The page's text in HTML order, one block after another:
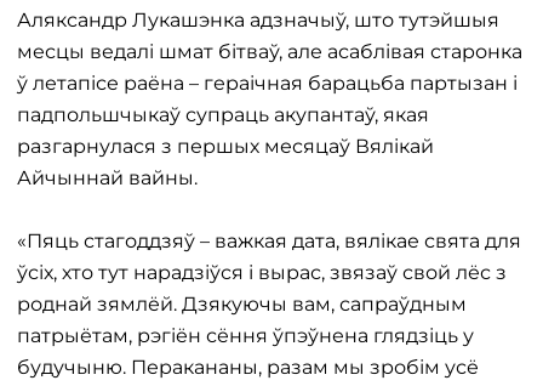
Аляксандр Лукашэнка адзначыў, што тутэйшыя
месцы ведалі шмат бітваў, але асаблівая старонка
ў летапісе раёна – гераічная барацьба партызан і
падпольшчыкаў супраць акупантаў, якая
разгарнулася з першых месяцаў Вялікай
Айчыннай вайны.
«Пяць стагоддзяў – важкая дата, вялікае свята для
ўсіх, хто тут нарадзіўся і вырас, звязаў свой лёс з
роднай зямлёй. Дзякуючы вам, сапраўдным
патрыётам, рэгіён сёння ўпэўнена глядзіць у
будучыню. Перакананы, разам мы зробім усё